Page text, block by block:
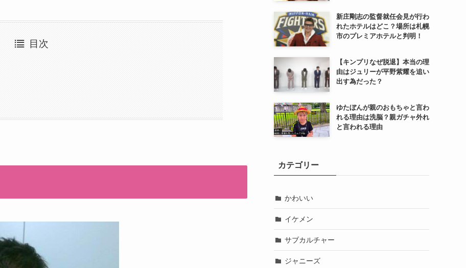
目次
新庄剛志の監督就任会見が行わ
れたホテルはどこ？場所は札幌
市のプレミアホテルと判明！
【キンプリなぜ脱退】本当の理
由はジュリーが平野紫耀を追い
出す為だった？
ゆたぼんが親のおもちゃと言わ
れる理由は洗脳？親ガチャ外れ
と言われる理由
カテゴリー
かわいい
イケメン
サブカルチャー
ジャニーズ